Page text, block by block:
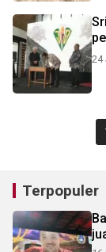
24
Terpopuler